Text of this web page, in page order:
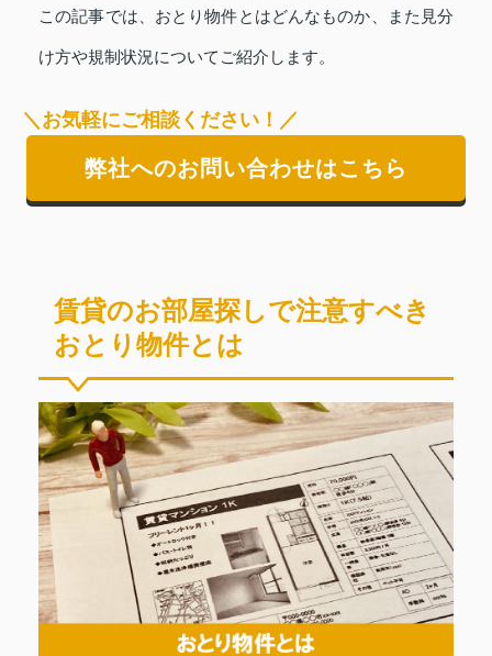
この記事では、おとり物件とはどんなものか、また見分
け方や規制状況についてご紹介します。
＼お気軽にご相談ください！／
弊社へのお問い合わせはこちら
賃貸のお部屋探しで注意すべき
おとり物件とは